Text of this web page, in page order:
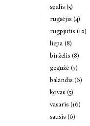
spalis (5)
rugsėjis (4)
rugpjūtis (10)
liepa (8)
birželis (8)
gegužė (7)
balandis (6)
kovas (5)
vasaris (16)
sausis (6)